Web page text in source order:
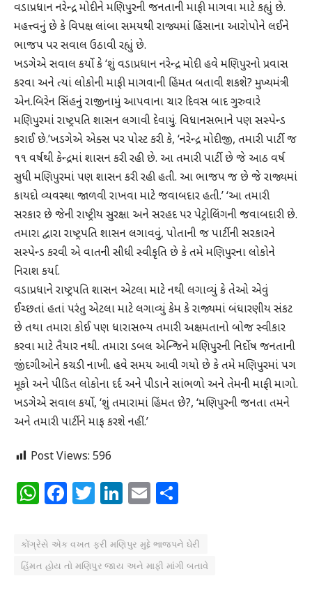
વડાપ્રધાન નરેન્દ્ર મોદીને મણિપુરની જનતાની માફી માગવા માટે કહ્યું છે.
મહત્ત્વનું છે કે વિપક્ષ લાંબા સમયથી રાજ્યમાં હિંસાના આરોપોને લઈને
ભાજપ પર સવાલ ઉઠાવી રહ્યું છે.
ખડગેએ સવાલ કર્યો કે ‘શું વડાપ્રધાન નરેન્દ્ર મોદી હવે મણિપુરનો પ્રવાસ
કરવા અને ત્યાં લોકોની માફી માગવાની હિંમત બતાવી શકશે? મુખ્યમંત્રી
એન.બિરેન સિંહનું રાજીનામું આપવાના ચાર દિવસ બાદ ગુરુવારે
મણિપુરમાં રાષ્ટ્રપતિ શાસન લગાવી દેવાયું. વિધાનસભાને પણ સસ્પેન્ડ
કરાઈ છે.’ખડગેએ એક્સ પર પોસ્ટ કરી કે, ‘નરેન્દ્ર મોદીજી, તમારી પાર્ટી જ
૧૧ વર્ષથી કેન્દ્રમાં શાસન કરી રહી છે. આ તમારી પાર્ટી છે જે આઠ વર્ષ
સુધી મણિપુરમાં પણ શાસન કરી રહી હતી. આ ભાજપ જ છે જે રાજ્યમાં
કાયદો વ્યવસ્થા જાળવી રાખવા માટે જવાબદાર હતી.’ ‘આ તમારી
સરકાર છે જેની રાષ્ટ્રીય સુરક્ષા અને સરહદ પર પેટ્રોલિંગની જવાબદારી છે.
તમારા દ્વારા રાષ્ટ્રપતિ શાસન લગાવવું, પોતાની જ પાર્ટીની સરકારને
સસ્પેન્ડ કરવી એ વાતની સીધી સ્વીકૃતિ છે કે તમે મણિપુરના લોકોને
નિરાશ કર્યા.
વડાપ્રધાને રાષ્ટ્રપતિ શાસન એટલા માટે નથી લગાવ્યું કે તેઓ એવું
ઈચ્છતાં હતાં પરંતુ એટલા માટે લગાવ્યું કેમ કે રાજ્યમાં બંધારણીય સંકટ
છે તથા તમારા કોઈ પણ ધારાસભ્ય તમારી અક્ષમતાનો બોજ સ્વીકાર
કરવા માટે તૈયાર નથી. તમારા ડબલ એન્જિને મણિપુરની નિર્દોષ જનતાની
જીંદગીઓને કચડી નાખી. હવે સમય આવી ગયો છે કે તમે મણિપુરમાં પગ
મૂકો અને પીડિત લોકોના દર્દ અને પીડાને સાંભળો અને તેમની માફી માગો.
ખડગેએ સવાલ કર્યો, ‘શું તમારામાં હિંમત છે?, ‘મણિપુરની જનતા તમને
અને તમારી પાર્ટીને માફ કરશે નહીં.’
Post Views: 596
WhatsApp
Facebook
Twitter
LinkedIn
Email
કોંગ્રેસે એક વખત ફરી મણિપુર મુદ્દે ભાજપને ઘેરી
હિંમત હોય તો મણિપુર જાય અને માફી માંગી બતાવે